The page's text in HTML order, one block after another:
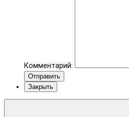
Комментарий:
Отправить
Закрыть